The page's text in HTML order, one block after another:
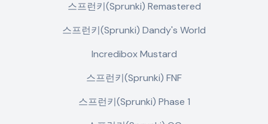
스프런키(Sprunki) Remastered
스프런키(Sprunki) Dandy's World
Incredibox Mustard
스프런키(Sprunki) FNF
스프런키(Sprunki) Phase 1